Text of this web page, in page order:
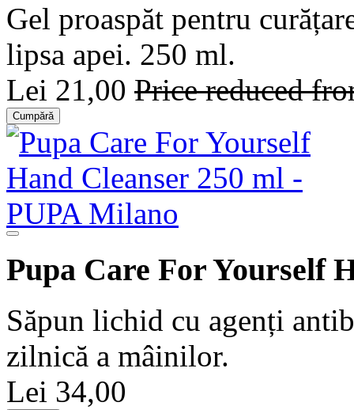
Gel proaspăt pentru
lipsa apei. 250 ml.
Lei 21,00 Price reduced
Cumpără
Pupa Care For Yourself
Săpun lichid cu agenți
zilnică a mâinilor.
Lei 34,00